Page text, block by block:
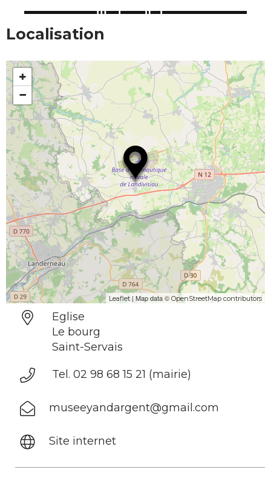
Localisation
+
−
Leaflet | Map data ©OpenStreetMap contributors
Eglise
Le bourg
Saint-Servais
Tel. 02 98 68 15 21 (mairie)
museeyandargent@gmail.com
Site internet